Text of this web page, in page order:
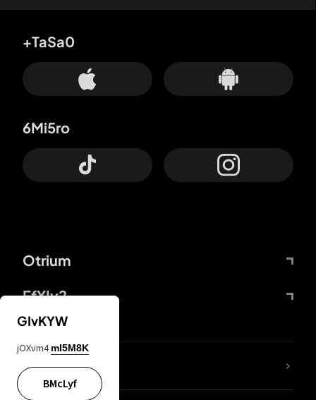
Otrium
FfYIy2
+TaSa0
6Mi5ro
KIjvtr
GIvKYW
jOXvm4 mI5M8K
BMcLyf